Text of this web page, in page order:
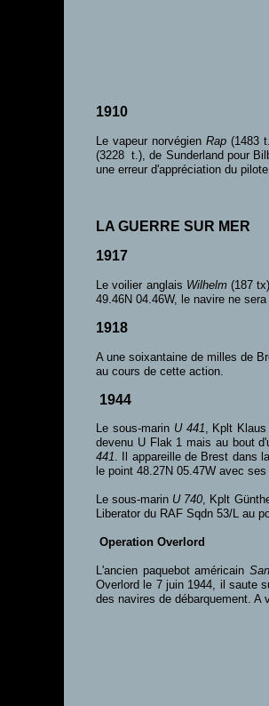
1910
Le vapeur norvégien Rap(1483
(3228 t.), de Sunderland pour
une erreur d'appréciation du
LA GUERRE SUR MER
1917
Le voilier anglais Wilhelm(187
49.46N 04.46W, le navire ne
1918
A une soixantaine de milles de
au cours de cette action.
1944
Le sous-marin U 441, Kplt
devenu U Flak 1 mais au bout
441. Il appareille de Brest dans
le point 48.27N 05.47W avec
Le sous-marin U 740, Kplt
Liberator du RAF Sqdn 53/L au
Operation Overlord
L'ancien paquebot américain
Overlord le 7 juin 1944, il saute
des navires de débarquement. A